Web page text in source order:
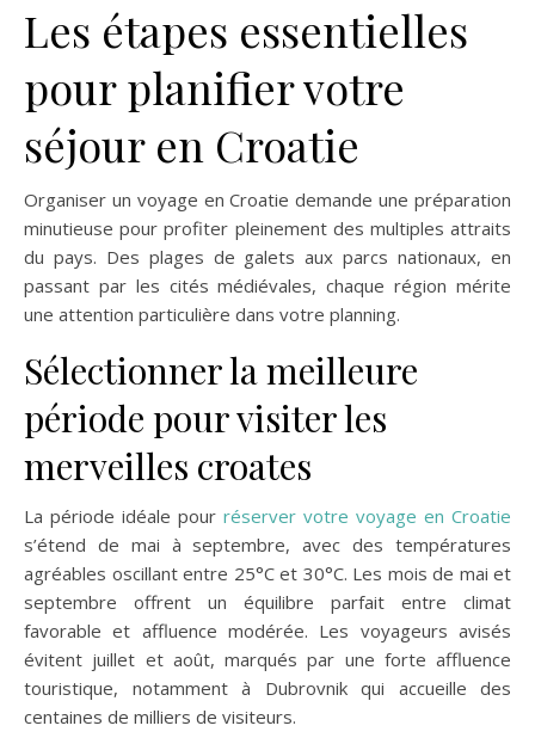
Les étapes essentielles
pour planifier votre
séjour en Croatie
Organiser un voyage en Croatie demande une préparation
minutieuse pour profiter pleinement des multiples attraits
du pays. Des plages de galets aux parcs nationaux, en
passant par les cités médiévales, chaque région mérite
une attention particulière dans votre planning.
Sélectionner la meilleure
période pour visiter les
merveilles croates
La période idéale pour réserver votre voyage en Croatie
s’étend de mai à septembre, avec des températures
agréables oscillant entre 25°C et 30°C. Les mois de mai et
septembre offrent un équilibre parfait entre climat
favorable et affluence modérée. Les voyageurs avisés
évitent juillet et août, marqués par une forte affluence
touristique, notamment à Dubrovnik qui accueille des
centaines de milliers de visiteurs.